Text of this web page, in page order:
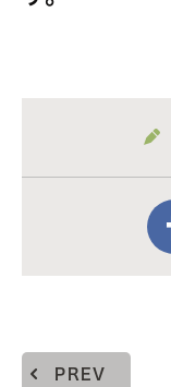
PREV